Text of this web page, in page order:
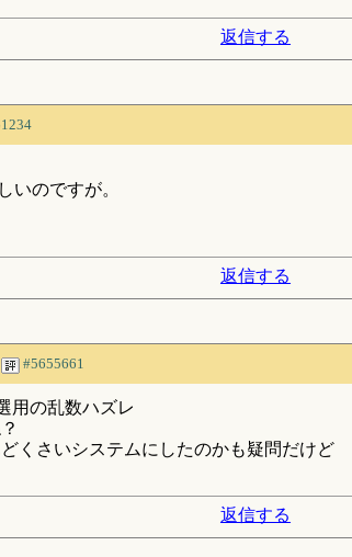
返信する
いのですが。
返信する
#5655661
用の乱数ハズレ
くさいシステムにしたのかも疑問だけど
返信する